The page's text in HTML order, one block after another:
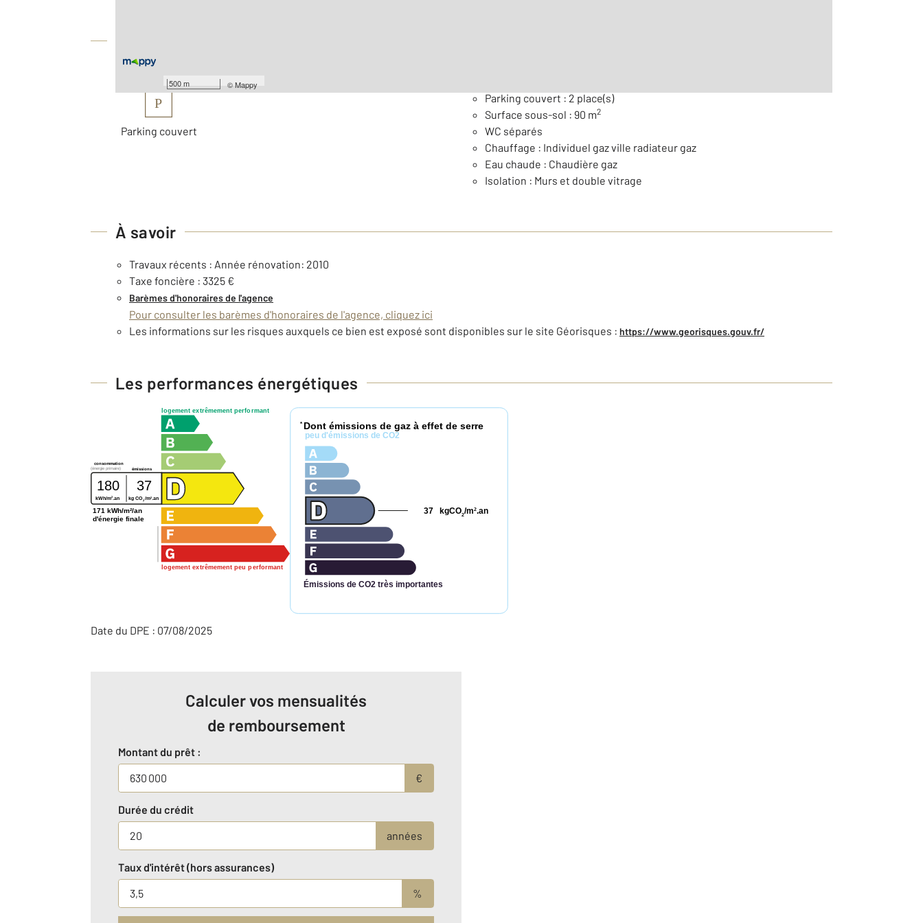
500 m ©Mappy
P
Parking couvert
Parking couvert : 2 place(s)
Surface sous-sol : 90 m2
WC séparés
Chauffage : Individuel gaz ville radiateur gaz
Eau chaude : Chaudière gaz
Isolation : Murs et double vitrage
À savoir
Travaux récents : Année rénovation: 2010
Taxe foncière : 3325 €
Barèmes d'honoraires de l'agence
Pour consulter les barèmes d'honoraires de l'agence, cliquez ici
Les informations sur les risques auxquels ce bien est exposé sont disponibles sur le site Géorisques : https://www.georisques.gouv.fr/
Les performances énergétiques
logement extrêmement performant
logement extrêmement peu performant
consommation
émissions
(énergie primaire)
180 37
kWh/m2 .an kg CO2 /m2 .an
171 kWh/m²/an
d'énergie finale
* Dont émissions de gaz à effet de serre
peu d'émissions de CO2
Émissions de CO2 très importantes
kgCO2/m2.an
37
Date du DPE : 07/08/2025
Calculer vos mensualités
de remboursement
Montant du prêt :
€
Durée du crédit
années
Taux d'intérêt (hors assurances)
%